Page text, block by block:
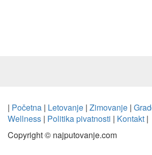
| Početna | Letovanje | Zimovanje |
Wellness | Politika pivatnosti | Kontakt |
Copyright © najputovanje.com